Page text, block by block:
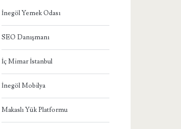
İnegöl Yemek Odası
SEO Danışmanı
İç Mimar İstanbul
İnegöl Mobilya
Makaslı Yük Platformu